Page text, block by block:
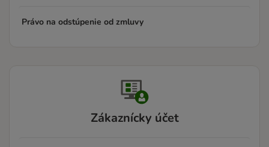
Právo na odstúpenie od zmluvy
Zákaznícky účet